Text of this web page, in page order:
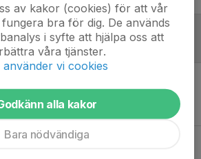
av kakor (cookies) för att vår
bra för dig. De används
i syfte att hjälpa oss att
våra tjänster.
använder vi cookies
alla kakor
Bara nödvändiga